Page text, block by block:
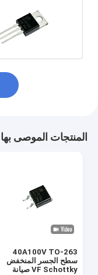
المنتجات الموصى بها
40A100V TO-263
سطح الجسر المنخفض
VF Schottky صيانة